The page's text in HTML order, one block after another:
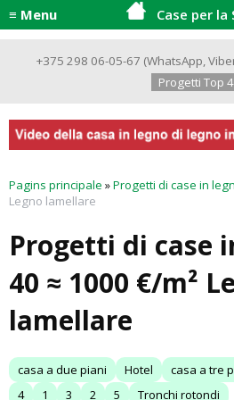
≡ Menu Case per la
+375 298 06-05-67 (WhatsApp,
Progetti Top
Pagins principale »Progetti di case in
Legno lamellare
Progetti di case
40 ≈ 1000 €/m²
lamellare
casa a due piani Hotel casa a tre
4
1 3 2 5 Tronchi rotondi